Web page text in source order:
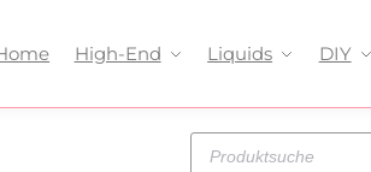
High-End Liquids DIY